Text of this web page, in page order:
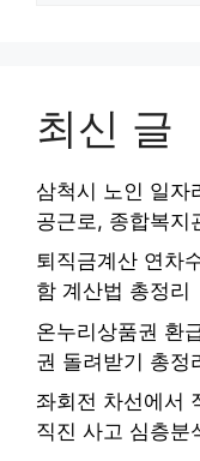
최신 글
삼척시 노인 일자
공근로, 종합복지
퇴직금계산 연차
함 계산법 총정리
온누리상품권 환
권 돌려받기 총정
좌회전 차선에서
직진 사고 심층분